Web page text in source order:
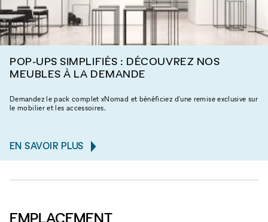
POP-UPS SIMPLIFIÉS : DÉCOUVREZ NOS
MEUBLES À LA DEMANDE
Demandez le pack complet xNomad et bénéficiez d'une remise exclusive sur
le mobilier et les accessoires.
EN SAVOIR PLUS
EMPLACEMENT